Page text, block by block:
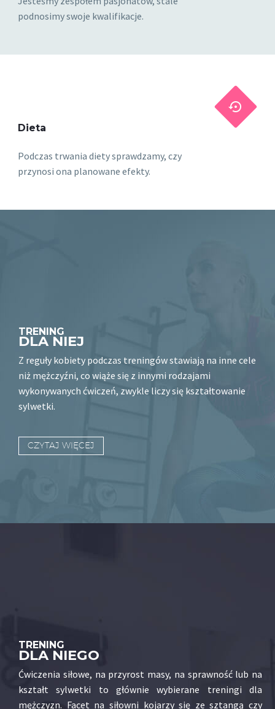
podnosimy swoje kwalifikacje.
Dieta
Podczas trwania diety sprawdzamy, czy
przynosi ona planowane efekty.


TRENING
DLA NIEJ
Z reguły kobiety podczas treningów stawiają na inne cele
niż mężczyźni, co wiąże się z innymi rodzajami
wykonywanych ćwiczeń, zwykle liczy się kształtowanie
sylwetki.
CZYTAJ WIĘCEJ
TRENING
DLA NIEGO
Ćwiczenia siłowe, na przyrost masy, na sprawność lub na
kształt sylwetki to głównie wybierane treningi dla
mężczyzn. Facet na siłowni kojarzy się ze sztangą czy